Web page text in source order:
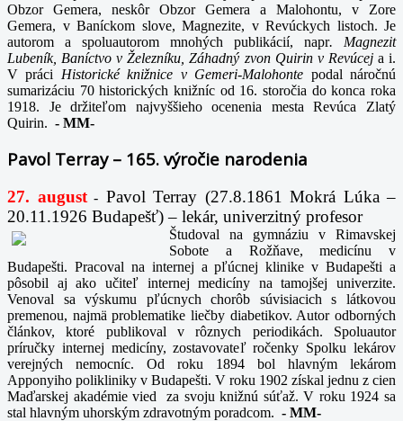
Obzor Gemera, neskôr Obzor Gemera a Malohontu, v Zore
Gemera, v Baníckom slove, Magnezite, v Revúckych listoch. Je
autorom a spoluautorom mnohých publikácií, napr. Magnezit
Lubeník, Baníctvo v Železníku, Záhadný zvon Quirin v Revúcej a i.
V práci Historické knižnice v Gemeri-Malohonte podal náročnú
sumarizáciu 70 historických knižníc od 16. storočia do konca roka
1918. Je držiteľom najvyššieho ocenenia mesta Revúca Zlatý
Quirin. - MM-
Pavol Terray – 165. výročie narodenia
27. august- Pavol Terray (27.8.1861 Mokrá Lúka –
20.11.1926 Budapešť) – lekár, univerzitný profesor
Študoval na gymnáziu v Rimavskej
Sobote a Rožňave, medicínu v
Budapešti. Pracoval na internej a pľúcnej klinike v Budapešti a
pôsobil aj ako učiteľ internej medicíny na tamojšej univerzite.
Venoval sa výskumu pľúcnych chorôb súvisiacich s látkovou
premenou, najmä problematike liečby diabetikov. Autor odborných
článkov, ktoré publikoval v rôznych periodikách. Spoluautor
príručky internej medicíny, zostavovateľ ročenky Spolku lekárov
verejných nemocníc. Od roku 1894 bol hlavným lekárom
Apponyiho polikliniky v Budapešti. V roku 1902 získal jednu z cien
Maďarskej akadémie vied za svoju knižnú súťaž. V roku 1924 sa
stal hlavným uhorským zdravotným poradcom. - MM-